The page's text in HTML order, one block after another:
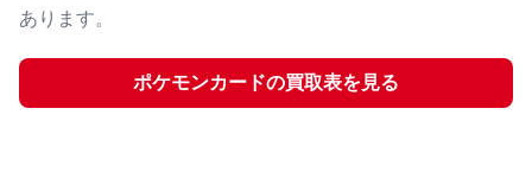
あります。
ポケモンカードの買取表を見る